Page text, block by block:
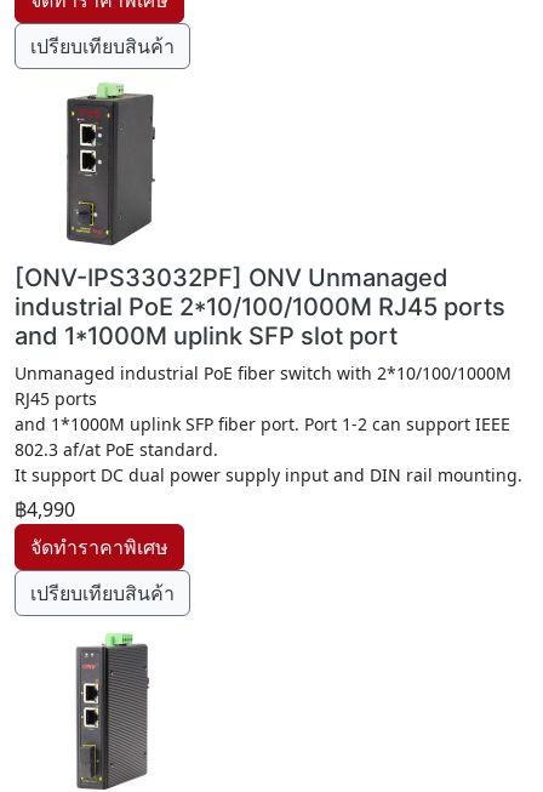
เปรียบเทียบสินค้า
[ONV-IPS33032PF] ONV Unmanaged
industrial PoE 2*10/100/1000M RJ45 ports
and 1*1000M uplink SFP slot port
Unmanaged industrial PoE fiber switch with 2*10/100/1000M
RJ45 ports
and 1*1000M uplink SFP fiber port. Port 1-2 can support IEEE
802.3 af/at PoE standard.
It support DC dual power supply input and DIN rail mounting.
฿4,990
เปรียบเทียบสินค้า